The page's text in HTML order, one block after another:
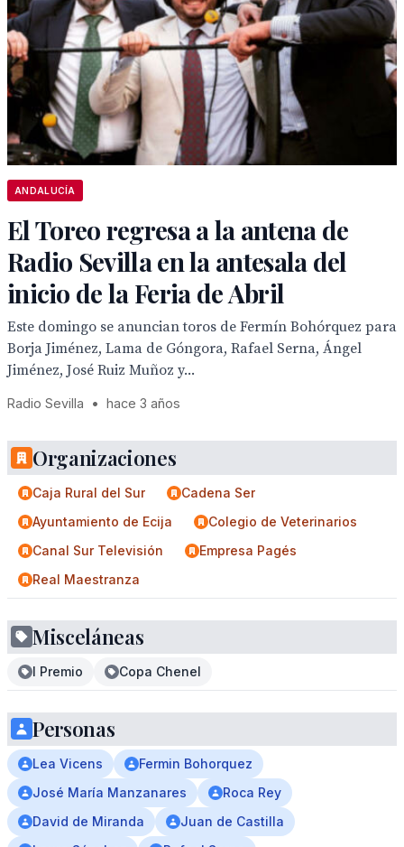
ANDALUCÍA
El Toreo regresa a la antena de
Radio Sevilla en la antesala del
inicio de la Feria de Abril
Este domingo se anuncian toros de Fermín Bohórquez para
Borja Jiménez, Lama de Góngora, Rafael Serna, Ángel
Jiménez, José Ruiz Muñoz y...
Radio Sevilla • hace 3 años
Organizaciones
Caja Rural del Sur
Cadena Ser
Ayuntamiento de Ecija
Colegio de Veterinarios
Canal Sur Televisión
Empresa Pagés
Real Maestranza
Misceláneas
I Premio Copa Chenel
Personas
Lea Vicens
Fermin Bohorquez
José María Manzanares
Roca Rey
David de Miranda
Juan de Castilla